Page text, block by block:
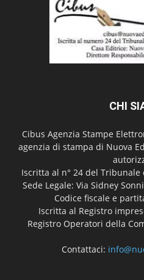
CHI
Cibus Agenzia Stampe
agenzia di stampa di Nuova
Iscritta al n° 24 del Tribunale
Sede Legale: Via Sidney
Codice fiscale e
Iscritta al Registro
Registro Operatori della
Contattaci: